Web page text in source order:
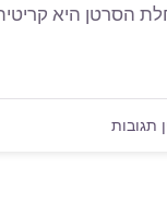
הסרטן היא
תגובות